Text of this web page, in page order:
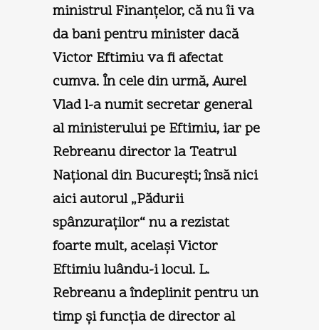
ministrul Finanţelor, că nu îi va
da bani pentru minister dacă
Victor Eftimiu va fi afectat
cumva. În cele din urmă, Aurel
Vlad l-a numit secretar general
al ministerului pe Eftimiu, iar pe
Rebreanu director la Teatrul
Naţional din Bucureşti; însă nici
aici autorul „Pădurii
spânzuraţilor“ nu a rezistat
foarte mult, acelaşi Victor
Eftimiu luându-i locul. L.
Rebreanu a îndeplinit pentru un
timp şi funcţia de director al